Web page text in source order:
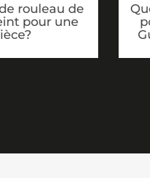
rouleau de
pour une